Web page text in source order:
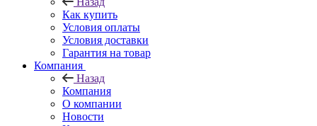
Как купить
Условия оплаты
Условия доставки
Гарантия на товар
Компания
Назад
Компания
О компании
Новости